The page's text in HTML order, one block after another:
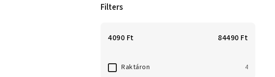
Filters
4090 Ft 84490 Ft
Raktáron 4